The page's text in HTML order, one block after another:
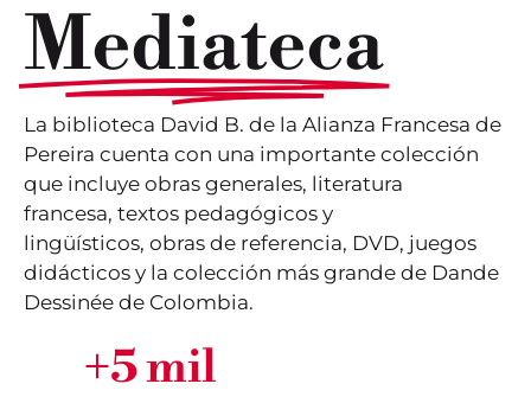
Mediateca
La biblioteca David B. de la Alianza Francesa de
Pereira cuenta con una importante colección
que incluye obras generales, literatura
francesa, textos pedagógicos y
lingüísticos, obras de referencia, DVD, juegos
didácticos y la colección más grande de Dande
Dessinée de Colombia.
+5 mil